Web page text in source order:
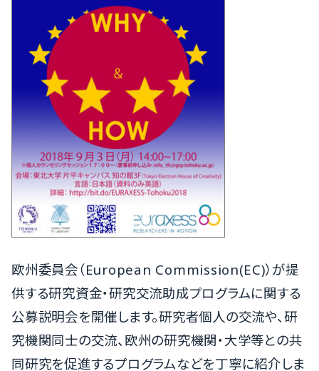
欧州委員会（European Commission(EC)）が提
供する研究資金・研究交流助成プログラムに関する
公募説明会を開催します。研究者個人の交流や、研
究機関同士の交流、欧州の研究機関・大学等との共
同研究を促進するプログラムなどを丁寧に紹介しま